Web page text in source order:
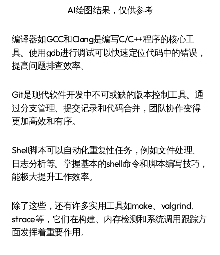
AI绘图结果，仅供参考
编译器如GCC和Clang是编写C/C++程序的核心工
具。使用gdb进行调试可以快速定位代码中的错误，
提高问题排查效率。
Git是现代软件开发中不可或缺的版本控制工具。通
过分支管理、提交记录和代码合并，团队协作变得
更加高效和有序。
Shell脚本可以自动化重复性任务，例如文件处理、
日志分析等。掌握基本的shell命令和脚本编写技巧，
能极大提升工作效率。
除了这些，还有许多实用工具如make、valgrind、
strace等，它们在构建、内存检测和系统调用跟踪方
面发挥着重要作用。